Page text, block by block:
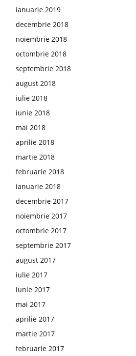
ianuarie 2019
decembrie 2018
noiembrie 2018
octombrie 2018
septembrie 2018
august 2018
iulie 2018
iunie 2018
mai 2018
aprilie 2018
martie 2018
februarie 2018
ianuarie 2018
decembrie 2017
noiembrie 2017
octombrie 2017
septembrie 2017
august 2017
iulie 2017
iunie 2017
mai 2017
aprilie 2017
martie 2017
februarie 2017